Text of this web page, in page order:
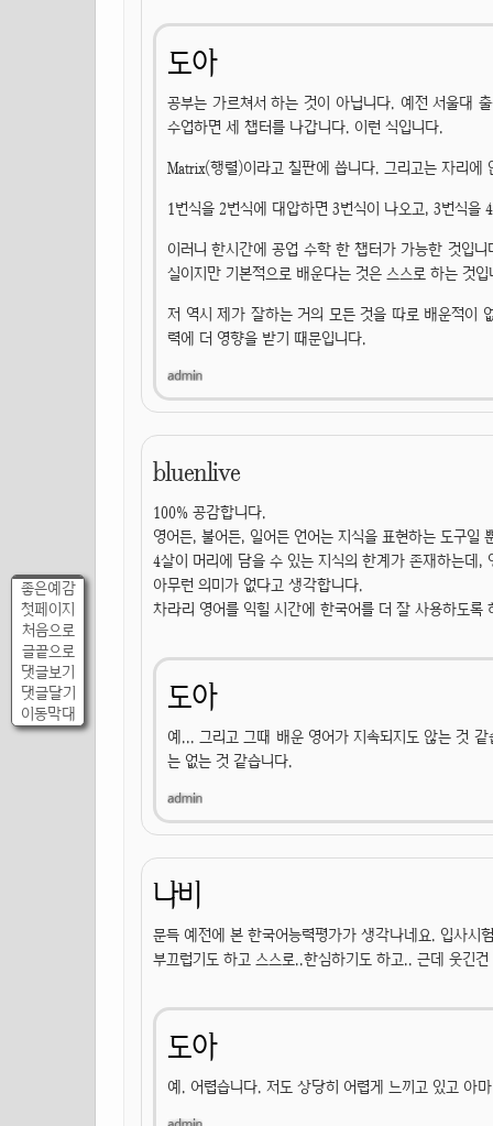
좋은예감
첫페이지
처음으로
글끝으로
댓글보기
댓글달기
이동막대
도아
공부는 가르쳐서 하는 것이 아닙니다. 예전 서울대
수업하면 세 챕터를 나갑니다. 이런 식입니다.
Matrix(행렬)이라고 칠판에 씁니다. 그리고는 자리에
1번식을 2번식에 대압하면 3번식이 나오고, 3번식을
이러니 한시간에 공업 수학 한 챕터가 가능한 것입
실이지만 기본적으로 배운다는 것은 스스로 하는 것입
저 역시 제가 잘하는 거의 모든 것을 따로 배운적이
력에 더 영향을 받기 때문입니다.
bluenlive
100% 공감합니다.
영어든, 불어든, 일어든 언어는 지식을 표현하는 도구일
4살이 머리에 담을 수 있는 지식의 한계가 존재하는데,
아무런 의미가 없다고 생각합니다.
차라리 영어를 익힐 시간에 한국어를 더 잘 사용하도
도아
예... 그리고 그때 배운 영어가 지속되지도 않는 것
는 없는 것 같습니다.
나비
문득 예전에 본 한국어능력평가가 생각나네요. 입사시
부끄럽기도 하고 스스로..한심하기도 하고.. 근데 웃긴
도아
예. 어렵습니다. 저도 상당히 어렵게 느끼고 있고 아